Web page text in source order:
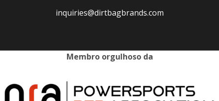
inquiries@dirtbagbrands.com
Membro orgulhoso da